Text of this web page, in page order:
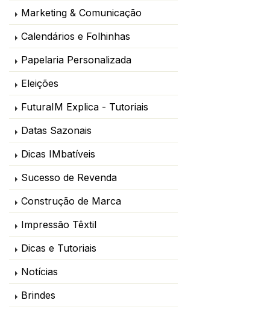
Marketing & Comunicação
Calendários e Folhinhas
Papelaria Personalizada
Eleições
FuturaIM Explica - Tutoriais
Datas Sazonais
Dicas IMbatíveis
Sucesso de Revenda
Construção de Marca
Impressão Têxtil
Dicas e Tutoriais
Notícias
Brindes